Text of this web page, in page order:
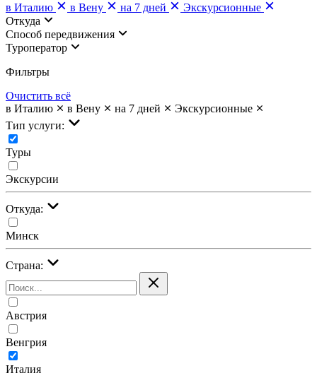
в Италию
в Вену на 7 дней
Экскурсионные
Откуда
Cпособ передвижения
Туроператор
Фильтры
Очистить всё
в Италию
в Вену на 7 дней
Экскурсионные
Тип услуги:
Туры
Экскурсии
Откуда:
Минск
Страна:
Австрия
Венгрия
Италия